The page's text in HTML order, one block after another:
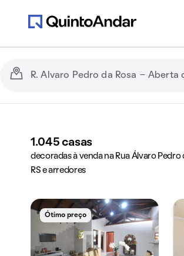
1.045 casas
decoradas à venda na Rua Álvaro
RS e arredores
Ótimo preço